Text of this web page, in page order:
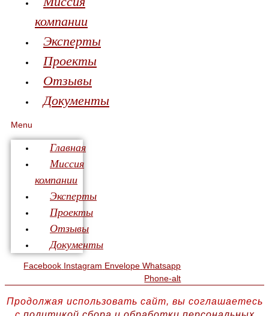
компании
Эксперты
Проекты
Отзывы
Документы
Menu
Главная
Миссия
компании
Эксперты
Проекты
Отзывы
Документы
Facebook Instagram Envelope Whatsapp
Phone-alt
Продолжая использовать сайт, вы соглашаетесь